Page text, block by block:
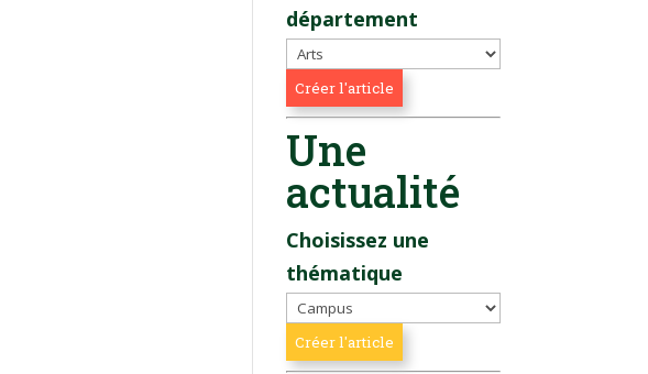
département
Une
actualité
Choisissez une
thématique